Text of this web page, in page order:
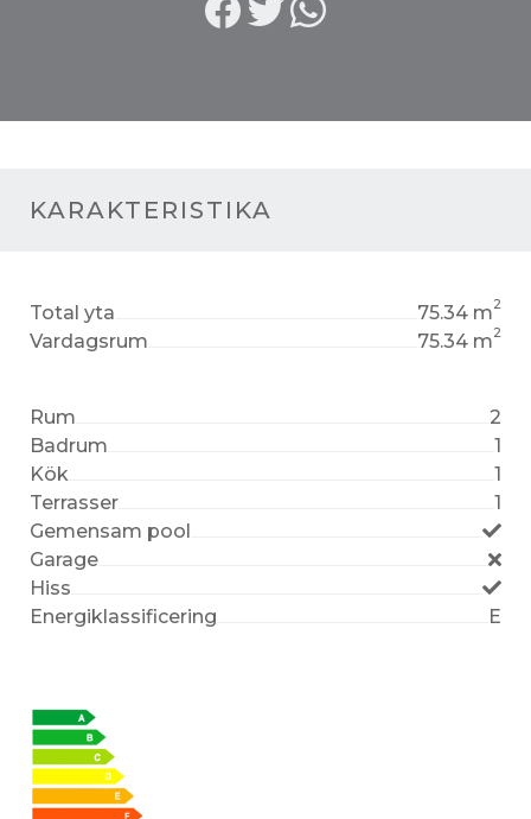
KARAKTERISTIKA
Total yta 75.34 m2
Vardagsrum 75.34 m2
Rum
2
Badrum
1
Kök
1
Terrasser
1
Gemensam pool
Garage
Hiss
Energiklassificering
E